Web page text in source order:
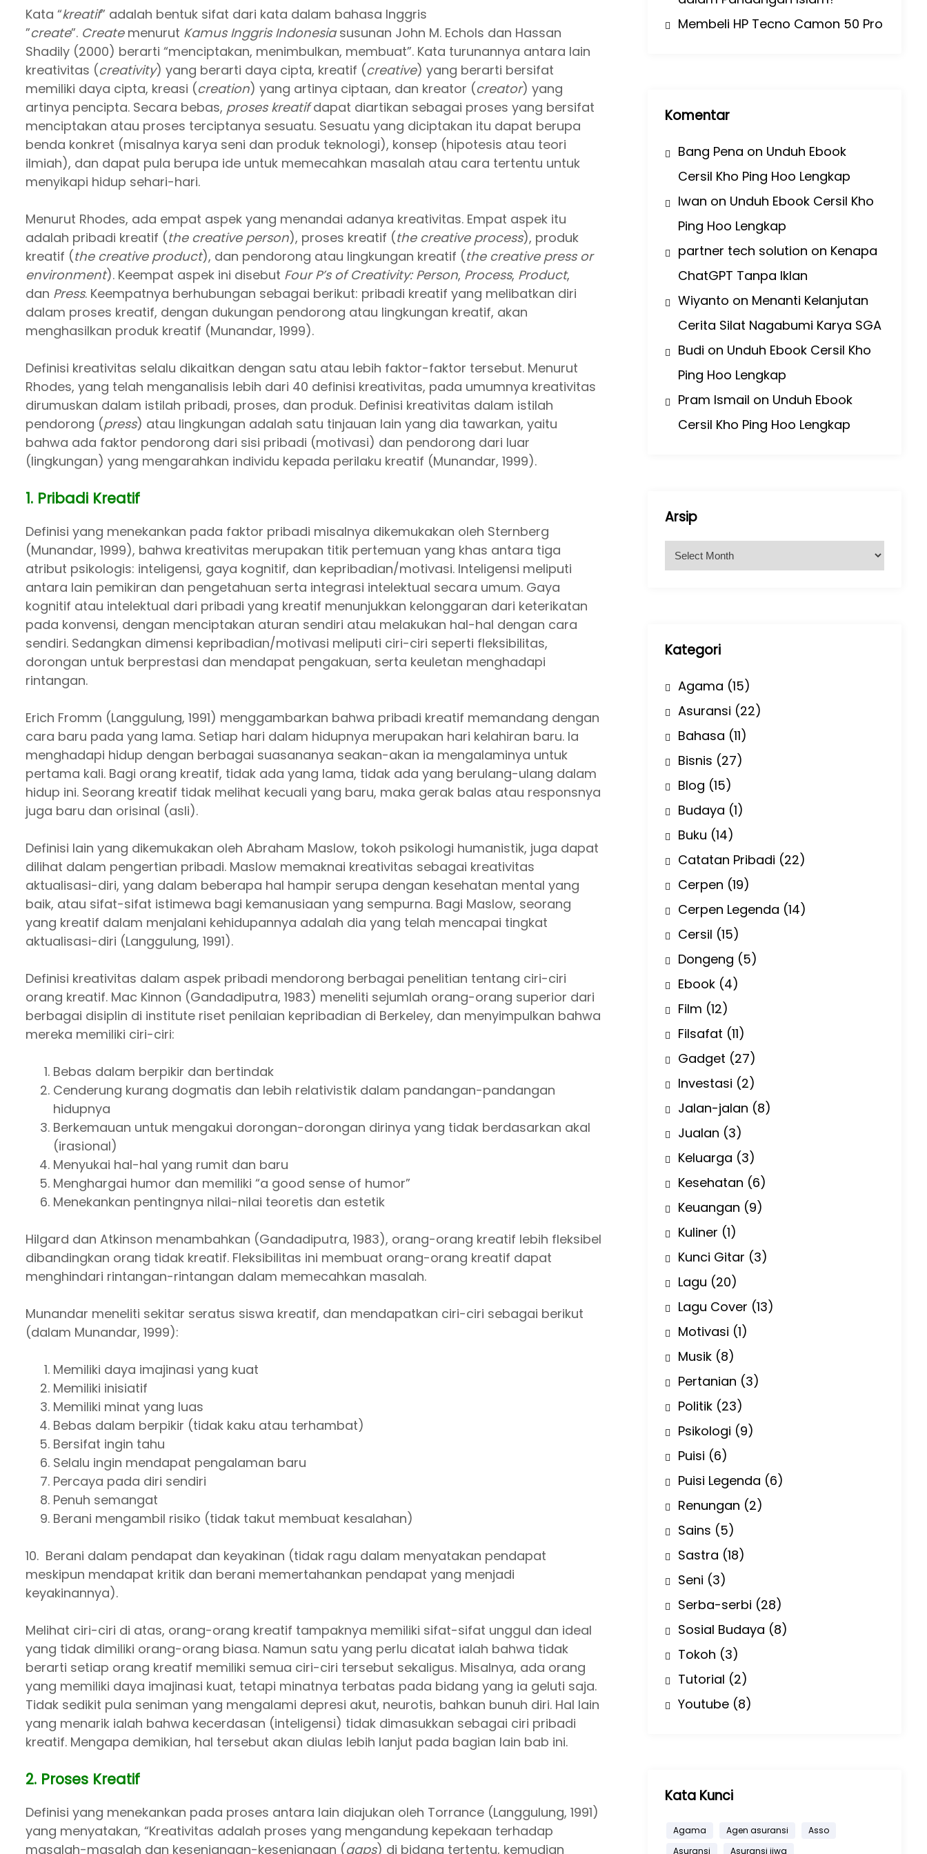
Kata “kreatif” adalah bentuk sifat dari kata dalam bahasa Inggris
”create”. Createmenurut Kamus Inggris Indonesia susunan John M. Echols dan Hassan
Shadily (2000) berarti “menciptakan, menimbulkan, membuat”. Kata turunannya antara lain
kreativitas (creativity) yang berarti daya cipta, kreatif (creative) yang berarti bersifat
memiliki daya cipta, kreasi (creation) yang artinya ciptaan, dan kreator (creator) yang
artinya pencipta. Secara bebas, proses kreatifdapat diartikan sebagai proses yang bersifat
menciptakan atau proses terciptanya sesuatu. Sesuatu yang diciptakan itu dapat berupa
benda konkret (misalnya karya seni dan produk teknologi), konsep (hipotesis atau teori
ilmiah), dan dapat pula berupa ide untuk memecahkan masalah atau cara tertentu untuk
menyikapi hidup sehari-hari.
Menurut Rhodes, ada empat aspek yang menandai adanya kreativitas. Empat aspek itu
adalah pribadi kreatif (the creative person), proses kreatif (the creative process), produk
kreatif (the creative product), dan pendorong atau lingkungan kreatif (the creative press or
environment). Keempat aspek ini disebut Four P’s of Creativity: Person, Process, Product,
dan Press. Keempatnya berhubungan sebagai berikut: pribadi kreatif yang melibatkan diri
dalam proses kreatif, dengan dukungan pendorong atau lingkungan kreatif, akan
menghasilkan produk kreatif (Munandar, 1999).
Definisi kreativitas selalu dikaitkan dengan satu atau lebih faktor-faktor tersebut. Menurut
Rhodes, yang telah menganalisis lebih dari 40 definisi kreativitas, pada umumnya kreativitas
dirumuskan dalam istilah pribadi, proses, dan produk. Definisi kreativitas dalam istilah
pendorong (press) atau lingkungan adalah satu tinjauan lain yang dia tawarkan, yaitu
bahwa ada faktor pendorong dari sisi pribadi (motivasi) dan pendorong dari luar
(lingkungan) yang mengarahkan individu kepada perilaku kreatif (Munandar, 1999).
1. Pribadi Kreatif
Definisi yang menekankan pada faktor pribadi misalnya dikemukakan oleh Sternberg
(Munandar, 1999), bahwa kreativitas merupakan titik pertemuan yang khas antara tiga
atribut psikologis: inteligensi, gaya kognitif, dan kepribadian/motivasi. Inteligensi meliputi
antara lain pemikiran dan pengetahuan serta integrasi intelektual secara umum. Gaya
kognitif atau intelektual dari pribadi yang kreatif menunjukkan kelonggaran dari keterikatan
pada konvensi, dengan menciptakan aturan sendiri atau melakukan hal-hal dengan cara
sendiri. Sedangkan dimensi kepribadian/motivasi meliputi ciri-ciri seperti fleksibilitas,
dorongan untuk berprestasi dan mendapat pengakuan, serta keuletan menghadapi
rintangan.
Erich Fromm (Langgulung, 1991) menggambarkan bahwa pribadi kreatif memandang dengan
cara baru pada yang lama. Setiap hari dalam hidupnya merupakan hari kelahiran baru. Ia
menghadapi hidup dengan berbagai suasananya seakan-akan ia mengalaminya untuk
pertama kali. Bagi orang kreatif, tidak ada yang lama, tidak ada yang berulang-ulang dalam
hidup ini. Seorang kreatif tidak melihat kecuali yang baru, maka gerak balas atau responsnya
juga baru dan orisinal (asli).
Definisi lain yang dikemukakan oleh Abraham Maslow, tokoh psikologi humanistik, juga dapat
dilihat dalam pengertian pribadi. Maslow memaknai kreativitas sebagai kreativitas
aktualisasi-diri, yang dalam beberapa hal hampir serupa dengan kesehatan mental yang
baik, atau sifat-sifat istimewa bagi kemanusiaan yang sempurna. Bagi Maslow, seorang
yang kreatif dalam menjalani kehidupannya adalah dia yang telah mencapai tingkat
aktualisasi-diri (Langgulung, 1991).
Definisi kreativitas dalam aspek pribadi mendorong berbagai penelitian tentang ciri-ciri
orang kreatif. Mac Kinnon (Gandadiputra, 1983) meneliti sejumlah orang-orang superior dari
berbagai disiplin di institute riset penilaian kepribadian di Berkeley, dan menyimpulkan bahwa
mereka memiliki ciri-ciri:
Bebas dalam berpikir dan bertindak
Cenderung kurang dogmatis dan lebih relativistik dalam pandangan-pandangan
hidupnya
Berkemauan untuk mengakui dorongan-dorongan dirinya yang tidak berdasarkan akal
(irasional)
Menyukai hal-hal yang rumit dan baru
Menghargai humor dan memiliki “a good sense of humor”
Menekankan pentingnya nilai-nilai teoretis dan estetik
Hilgard dan Atkinson menambahkan (Gandadiputra, 1983), orang-orang kreatif lebih fleksibel
dibandingkan orang tidak kreatif. Fleksibilitas ini membuat orang-orang kreatif dapat
menghindari rintangan-rintangan dalam memecahkan masalah.
Munandar meneliti sekitar seratus siswa kreatif, dan mendapatkan ciri-ciri sebagai berikut
(dalam Munandar, 1999):
Memiliki daya imajinasi yang kuat
Memiliki inisiatif
Memiliki minat yang luas
Bebas dalam berpikir (tidak kaku atau terhambat)
Bersifat ingin tahu
Selalu ingin mendapat pengalaman baru
Percaya pada diri sendiri
Penuh semangat
Berani mengambil risiko (tidak takut membuat kesalahan)
10. Berani dalam pendapat dan keyakinan (tidak ragu dalam menyatakan pendapat
meskipun mendapat kritik dan berani memertahankan pendapat yang menjadi
keyakinannya).
Melihat ciri-ciri di atas, orang-orang kreatif tampaknya memiliki sifat-sifat unggul dan ideal
yang tidak dimiliki orang-orang biasa. Namun satu yang perlu dicatat ialah bahwa tidak
berarti setiap orang kreatif memiliki semua ciri-ciri tersebut sekaligus. Misalnya, ada orang
yang memiliki daya imajinasi kuat, tetapi minatnya terbatas pada bidang yang ia geluti saja.
Tidak sedikit pula seniman yang mengalami depresi akut, neurotis, bahkan bunuh diri. Hal lain
yang menarik ialah bahwa kecerdasan (inteligensi) tidak dimasukkan sebagai ciri pribadi
kreatif. Mengapa demikian, hal tersebut akan diulas lebih lanjut pada bagian lain bab ini.
2. Proses Kreatif
Definisi yang menekankan pada proses antara lain diajukan oleh Torrance (Langgulung, 1991)
yang menyatakan, “Kreativitas adalah proses yang mengandung kepekaan terhadap
masalah-masalah dan kesenjangan-kesenjangan (gaps) di bidang tertentu, kemudian
Membeli HP Tecno Camon 50 Pro
Komentar
Bang Pena on Unduh Ebook
Cersil Kho Ping Hoo Lengkap
Iwan on Unduh Ebook Cersil Kho
Ping Hoo Lengkap
partner tech solution on Kenapa
ChatGPT Tanpa Iklan
Wiyanto on Menanti Kelanjutan
Cerita Silat Nagabumi Karya SGA
Budi on Unduh Ebook Cersil Kho
Ping Hoo Lengkap
Pram Ismail on Unduh Ebook
Cersil Kho Ping Hoo Lengkap
Arsip
r
Kategori
Agama (15)
Asuransi (22)
Bahasa (11)
Bisnis (27)
Blog (15)
Budaya (1)
Buku (14)
Catatan Pribadi (22)
Cerpen (19)
Cerpen Legenda (14)
Cersil (15)
Dongeng (5)
Ebook (4)
Film (12)
Filsafat (11)
Gadget (27)
Investasi (2)
Jalan-jalan (8)
Jualan (3)
Keluarga (3)
Kesehatan (6)
Keuangan (9)
Kuliner (1)
Kunci Gitar (3)
Lagu (20)
Lagu Cover (13)
Motivasi (1)
Musik (8)
Pertanian (3)
Politik (23)
Psikologi (9)
Puisi (6)
Puisi Legenda (6)
Renungan (2)
Sains (5)
Sastra (18)
Seni (3)
Serba-serbi (28)
Sosial Budaya (8)
Tokoh (3)
Tutorial (2)
Youtube (8)
Kata Kunci
Agama Agen asuransi
Asso
Asuransi
Asuransi jiwa